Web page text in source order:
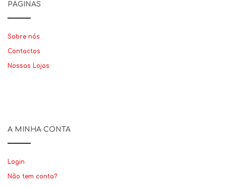
PÁGINAS
Sobre nós
Contactos
Nossas Lojas
A MINHA CONTA
Login
Não tem conta?